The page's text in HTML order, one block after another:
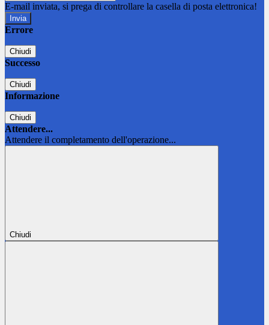
E-mail inviata, si prega di controllare la casella di posta elettronica!
Errore
Chiudi
Successo
Chiudi
Informazione
Chiudi
Attendere...
Attendere il completamento dell'operazione...
Chiudi